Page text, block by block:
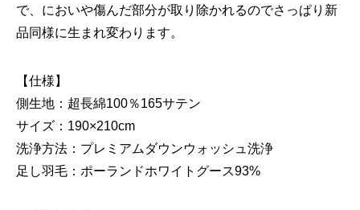
で、においや傷んだ部分が取り除かれるのでさっぱり新
品同様に生まれ変わります。
【仕様】
側生地：超長綿100％165サテン
サイズ：190×210cm
洗浄方法：プレミアムダウンウォッシュ洗浄
足し羽毛：ポーランドホワイトグース93%